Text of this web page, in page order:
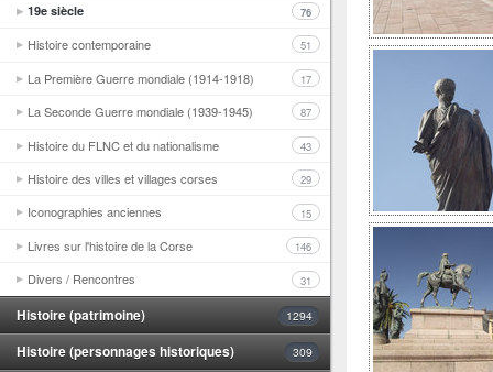
19e siècle 76
Histoire contemporaine 51
La Première Guerre mondiale (1914-1918) 17
La Seconde Guerre mondiale (1939-1945) 87
Histoire du FLNC et du nationalisme 43
Histoire des villes et villages corses 29
Iconographies anciennes 15
Livres sur l'histoire de la Corse 146
Divers / Rencontres 31
Histoire (patrimoine) 1294
Histoire (personnages historiques) 309